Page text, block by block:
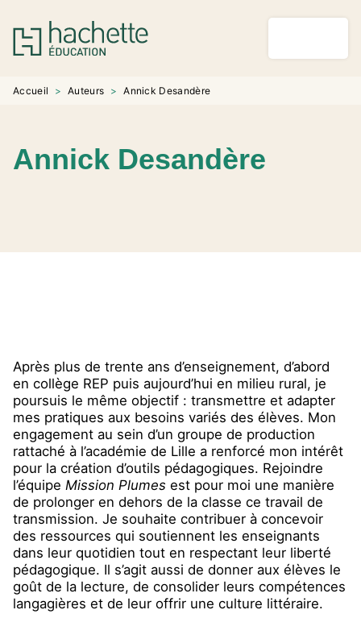
MENU RECHERCHE
PIED DE PAGE
Accueil > Auteurs > Annick Desandère
Annick Desandère
Après plus de trente ans d’enseignement, d’abord
en collège REP puis aujourd’hui en milieu rural, je
poursuis le même objectif : transmettre et adapter
mes pratiques aux besoins variés des élèves. Mon
engagement au sein d’un groupe de production
rattaché à l’académie de Lille a renforcé mon intérêt
pour la création d’outils pédagogiques. Rejoindre
l’équipe Mission Plumes est pour moi une manière
de prolonger en dehors de la classe ce travail de
transmission. Je souhaite contribuer à concevoir
des ressources qui soutiennent les enseignants
dans leur quotidien tout en respectant leur liberté
pédagogique. Il s’agit aussi de donner aux élèves le
goût de la lecture, de consolider leurs compétences
langagières et de leur offrir une culture littéraire.